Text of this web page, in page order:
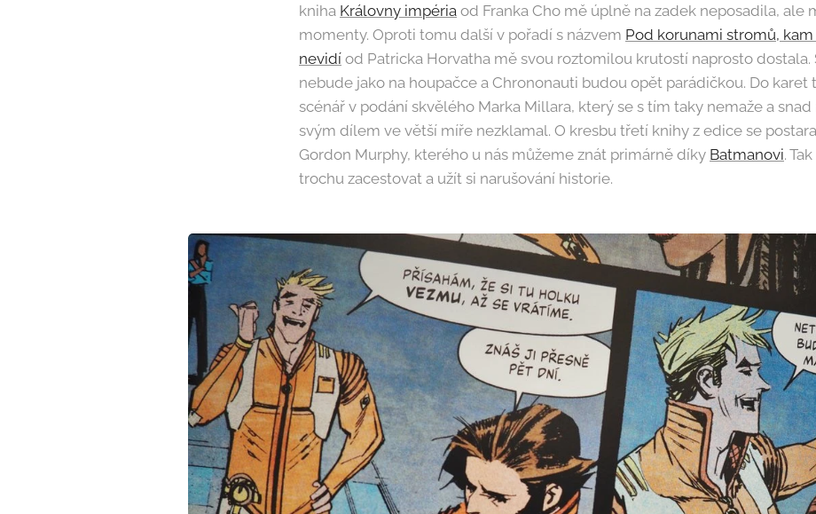
kniha Královny impéria od Franka Cho mě úplně na zadek neposadila, ale
momenty. Oproti tomu další v pořadí s názvem Pod korunami stromů,
nevidí od Patricka Horvatha mě svou roztomilou krutostí naprosto dostala.
nebude jako na houpačce a Chrononauti budou opět parádičkou. Do karet
scénář v podání skvělého Marka Millara, který se s tím taky nemaže a
svým dílem ve větší míře nezklamal. O kresbu třetí knihy z edice se
Gordon Murphy, kterého u nás můžeme znát primárně díky Batmanovi.
trochu zacestovat a užít si narušování historie.